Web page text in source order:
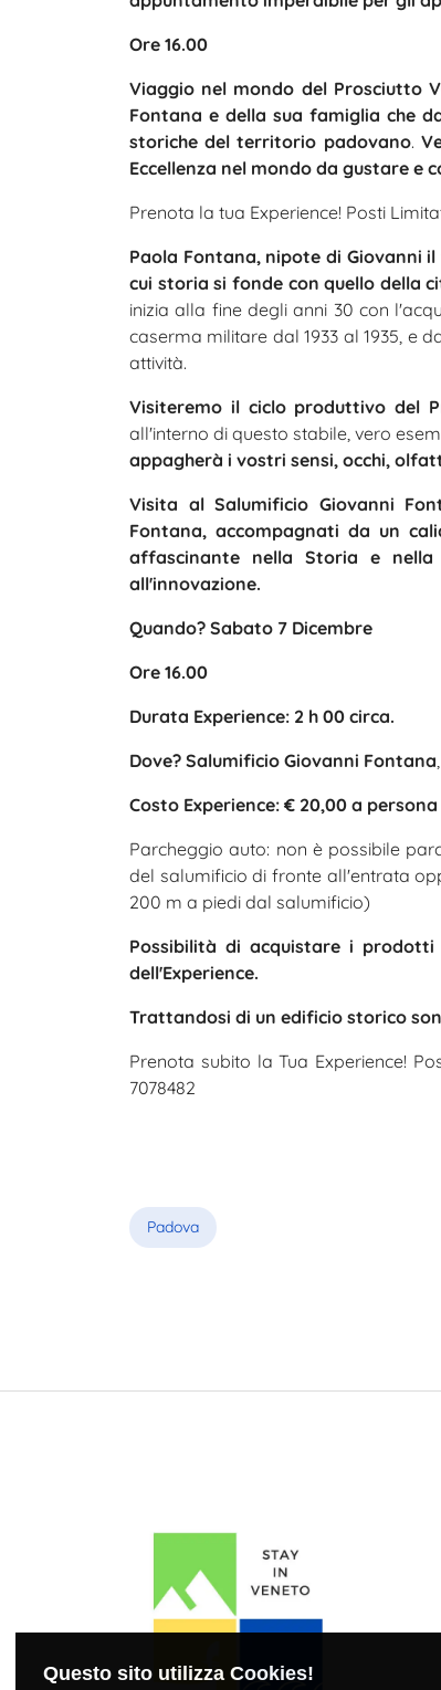
Questo sito utilizza Cookies!
Ore 16.00
Viaggio nel mondo del Prosciutto
Fontana e della sua famiglia che
storiche del territorio padovano.
Eccellenza nel mondo da gustare e
Prenota la tua Experience! Posti
Paola Fontana, nipote di Giovanni
cui storia si fonde con quello della
inizia alla fine degli anni 30 con
caserma militare dal 1933 al 1935, e
attività.
Visiteremo il ciclo produttivo del
all'interno di questo stabile, vero
appagherà i vostri sensi, occhi,
Visita al Salumificio Giovanni
Fontana, accompagnati da un
affascinante nella Storia e
all'innovazione.
Quando? Sabato 7 Dicembre
Ore 16.00
Durata Experience: 2 h 00 circa.
Dove? Salumificio Giovanni Fontana
Costo Experience: € 20,00 a persona
Parcheggio auto: non è possibile
del salumificio di fronte all'entrata
200 m a piedi dal salumificio)
Possibilità di acquistare i
dell'Experience.
Trattandosi di un edificio storico
Prenota subito la Tua Experience!
7078482
Padova